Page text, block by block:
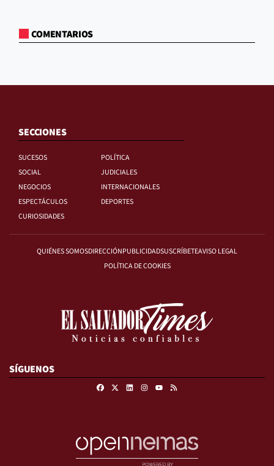
COMENTARIOS
SECCIONES
SUCESOS
POLÍTICA
SOCIAL
JUDICIALES
NEGOCIOS
INTERNACIONALES
ESPECTÁCULOS
DEPORTES
CURIOSIDADES
QUIÉNES SOMOSDIRECCIÓNPUBLICIDADSUSCRÍBETEAVISO LEGAL
POLÍTICA DE COOKIES
SÍGUENOS
FacebookLinkedinInstagram